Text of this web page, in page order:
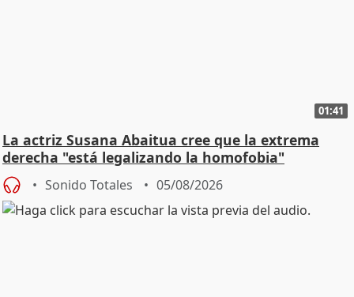
01:41
La actriz Susana Abaitua cree que la extrema
derecha "está legalizando la homofobia"
Sonido Totales 05/08/2026